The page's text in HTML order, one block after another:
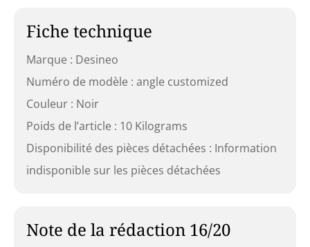
Fiche technique
Marque : Desineo
Numéro de modèle : angle customized
Couleur : Noir
Poids de l’article : 10 Kilograms
Disponibilité des pièces détachées : Information
indisponible sur les pièces détachées
Note de la rédaction 16/20